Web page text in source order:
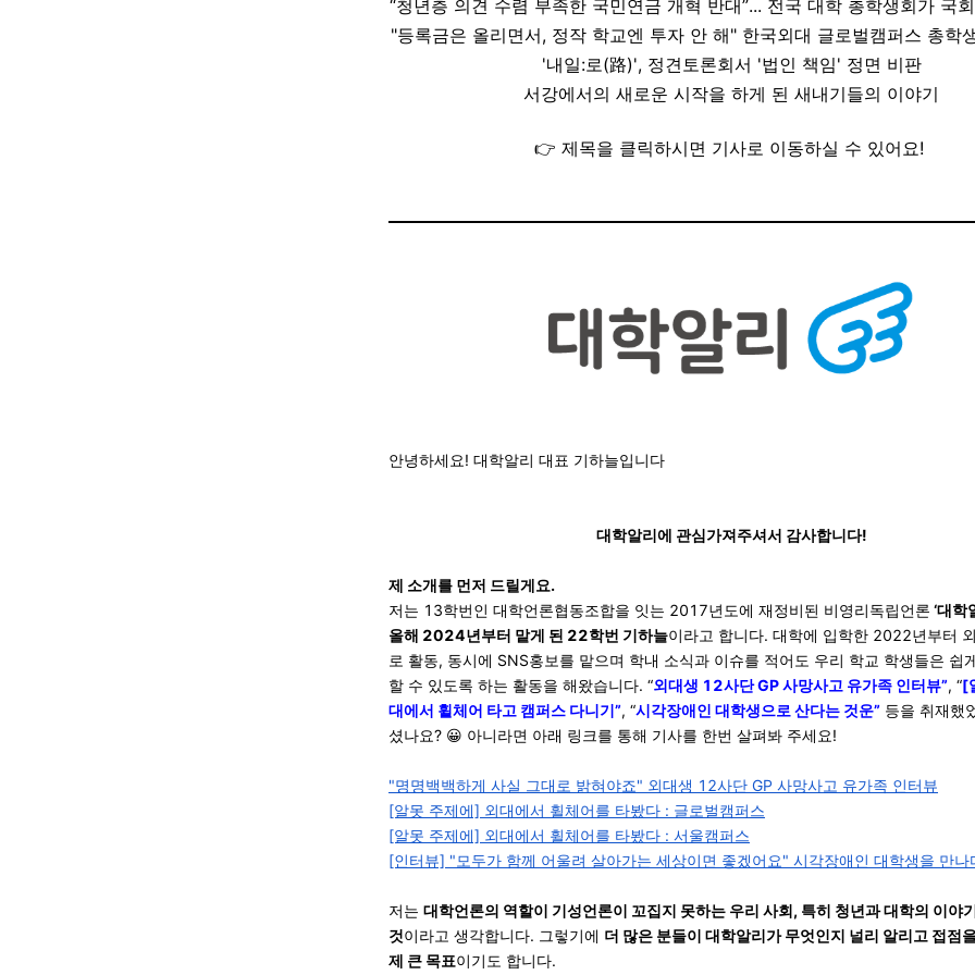
“청년층 의견 수렴 부족한 국민연금 개혁 반대”... 전국 대학 총학생회가 국
"등록금은 올리면서, 정작 학교엔 투자 안 해" 한국외대 글로벌캠퍼스 총학
'내일:로(路)', 정견토론회서 '법인 책임' 정면 비판
서강에서의 새로운 시작을 하게 된 새내기들의 이야기
👉 제목을 클릭하시면 기사로 이동하실 수 있어요!
안녕하세요! 대학알리 대표 기하늘입니다
대학알리에 관심가져주셔서 감사합니다!
제 소개를 먼저 드릴게요.
저는 13학번인 대학언론협동조합을 잇는 2017년도에 재정비된 비영리독립언론 ‘대학
올해 2024년부터 맡게 된 22학번 기하늘이라고 합니다. 대학에 입학한 2022년부터
로 활동, 동시에 SNS홍보를 맡으며 학내 소식과 이슈를 적어도 우리 학교 학생들은 쉽
할 수 있도록 하는 활동을 해왔습니다. “외대생 12사단 GP 사망사고 유가족 인터뷰”, “[
대에서 휠체어 타고 캠퍼스 다니기”, “시각장애인 대학생으로 산다는 것운” 등을 취재했
셨나요? 😀 아니라면 아래 링크를 통해 기사를 한번 살펴봐 주세요!
"명명백백하게 사실 그대로 밝혀야죠" 외대생 12사단 GP 사망사고 유가족 인터뷰
[알못 주제에] 외대에서 휠체어를 타봤다 : 글로벌캠퍼스
[알못 주제에] 외대에서 휠체어를 타봤다 : 서울캠퍼스
[인터뷰] "모두가 함께 어울려 살아가는 세상이면 좋겠어요" 시각장애인 대학생을 만나
저는 대학언론의 역할이 기성언론이 꼬집지 못하는 우리 사회, 특히 청년과 대학의 이야
것이라고 생각합니다. 그렇기에 더 많은 분들이 대학알리가 무엇인지 널리 알리고 접점
제 큰 목표이기도 합니다.